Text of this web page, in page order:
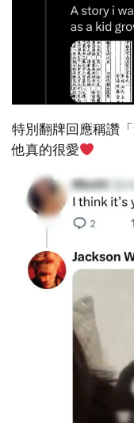
特別翻牌回應稱讚
他真的很愛